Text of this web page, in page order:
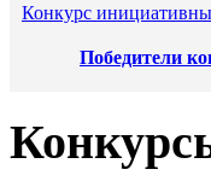
Конкурс
Победители